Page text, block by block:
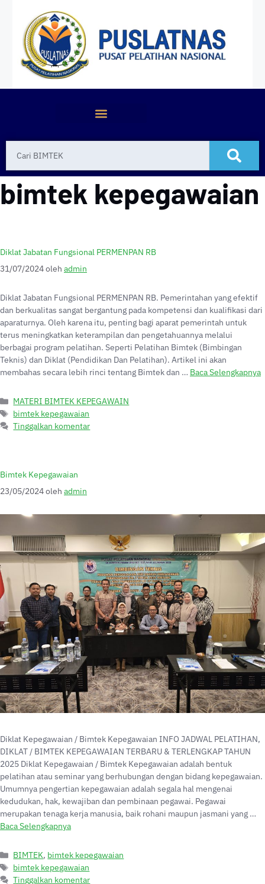
bimtek kepegawaian
Diklat Jabatan Fungsional PERMENPAN RB
31/07/2024oleh admin
Diklat Jabatan Fungsional PERMENPAN RB. Pemerintahan yang efektif
dan berkualitas sangat bergantung pada kompetensi dan kualifikasi dari
aparaturnya. Oleh karena itu, penting bagi aparat pemerintah untuk
terus meningkatkan keterampilan dan pengetahuannya melalui
berbagai program pelatihan. Seperti Pelatihan Bimtek (Bimbingan
Teknis) dan Diklat (Pendidikan Dan Pelatihan). Artikel ini akan
membahas secara lebih rinci tentang Bimtek dan … Baca Selengkapnya
MATERI BIMTEK KEPEGAWAIN
bimtek kepegawaian
Tinggalkan komentar
Bimtek Kepegawaian
23/05/2024oleh admin
Diklat Kepegawaian / Bimtek Kepegawaian INFO JADWAL PELATIHAN,
DIKLAT / BIMTEK KEPEGAWAIAN TERBARU & TERLENGKAP TAHUN
2025 Diklat Kepegawaian / Bimtek Kepegawaian adalah bentuk
pelatihan atau seminar yang berhubungan dengan bidang kepegawaian.
Umumnya pengertian kepegawaian adalah segala hal mengenai
kedudukan, hak, kewajiban dan pembinaan pegawai. Pegawai
merupakan tenaga kerja manusia, baik rohani maupun jasmani yang …
Baca Selengkapnya
BIMTEK, bimtek kepegawaian
bimtek kepegawaian
Tinggalkan komentar